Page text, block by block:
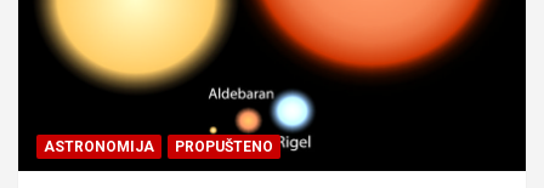
ASTRONOMIJA PROPUŠTENO